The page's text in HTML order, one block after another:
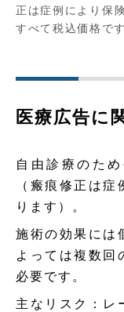
正は症例により保
すべて税込価格です
医療広告に
自由診療のた
（瘢痕修正は
ります）。
施術の効果には
よっては複数回
必要です。
主なリスク：レ